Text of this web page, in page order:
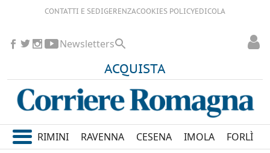
CONTATTI E SEDIGERENZACOOKIES POLICYEDICOLA
ACQUISTA
Newsletters
RIMINI RAVENNA CESENA IMOLA FORLÌ